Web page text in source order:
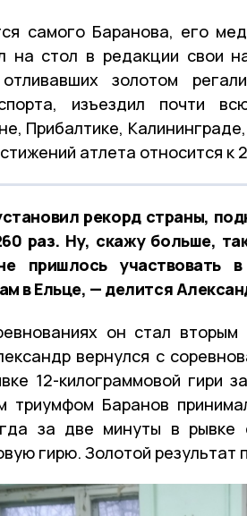
самого Баранова, его
на стол в редакции свои
золотом
изъездил почти
Прибалтике,
атлета относится к
рекорд страны,
раз. Ну, скажу больше,
пришлось участвовать
в Ельце, — делится
он стал
вернулся с
12-килограммовой гири
триумфом Баранов
за две минуты в рывке
гирю. Золотой